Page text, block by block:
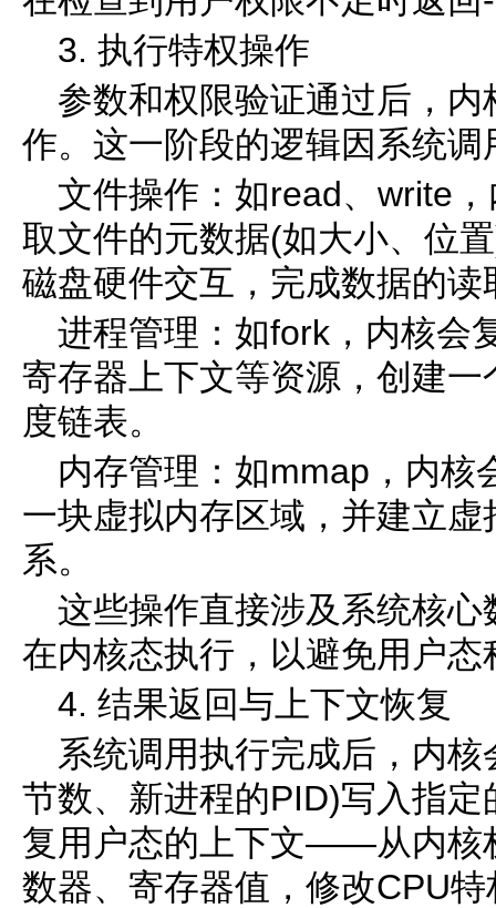
3. 执行特权操作
参数和权限验证通过后，
作。这一阶段的逻辑因系统调
文件操作：如read、write
取文件的元数据(如大小、位
磁盘硬件交互，完成数据的读
进程管理：如fork，内核会
寄存器上下文等资源，创建
度链表。
内存管理：如mmap，内核
一块虚拟内存区域，并建立
系。
这些操作直接涉及系统核
在内核态执行，以避免用户态
4. 结果返回与上下文恢复
系统调用执行完成后，内
节数、新进程的PID)写入指
复用户态的上下文——从内核
数器、寄存器值，修改CPU